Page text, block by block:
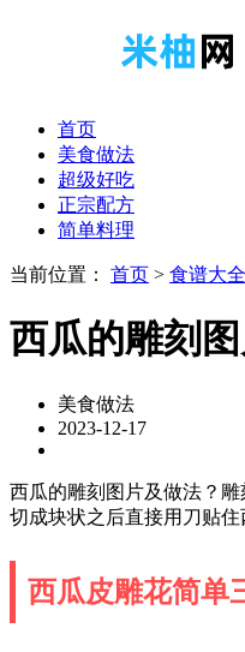
首页
美食做法
超级好吃
正宗配方
简单料理
当前位置： 首页 > 食谱大全
西瓜的雕刻
美食做法
2023-12-17
西瓜的雕刻图片及做法？
切成块状之后直接用刀贴
西瓜皮雕花简单